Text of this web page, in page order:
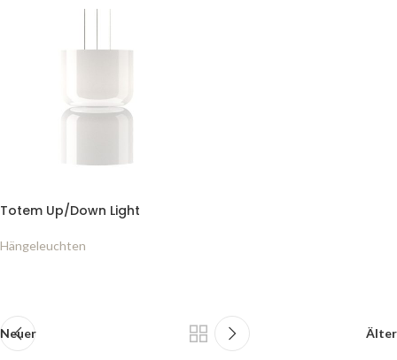
Totem Up/Down Light
Hängeleuchten
Neuer Älter